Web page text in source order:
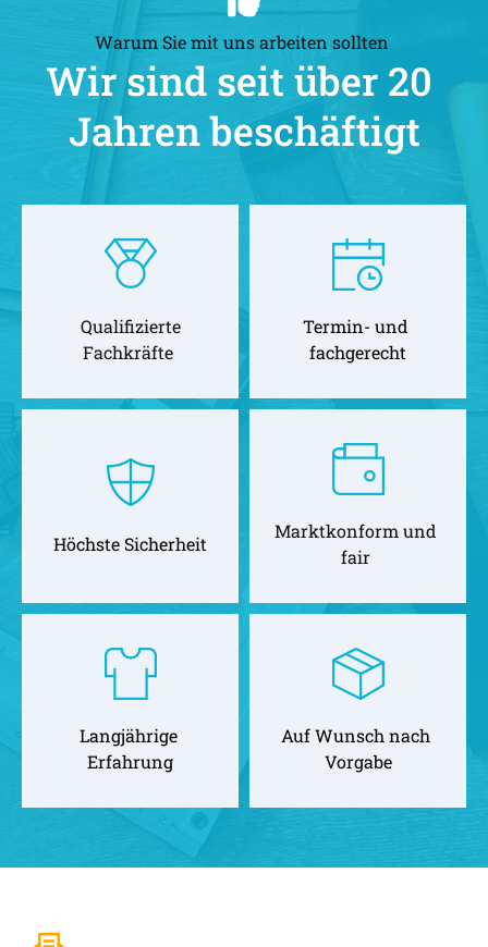
Warum Sie mit uns arbeiten sollten
Wir sind seit über 20
Jahren beschäftigt
Qualifizierte
Fachkräfte
Termin- und
fachgerecht
Höchste Sicherheit
Marktkonform und
fair
Langjährige
Erfahrung
Auf Wunsch nach
Vorgabe